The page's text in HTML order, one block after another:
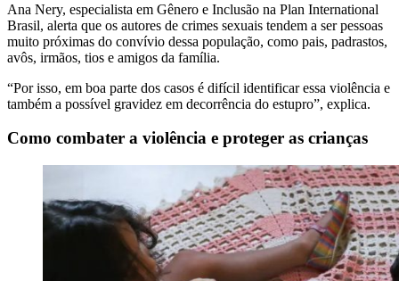
Ana Nery, especialista em Gênero e Inclusão na Plan International
Brasil, alerta que os autores de crimes sexuais tendem a ser pessoas
muito próximas do convívio dessa população, como pais, padrastos,
avôs, irmãos, tios e amigos da família.
“Por isso, em boa parte dos casos é difícil identificar essa violência e
também a possível gravidez em decorrência do estupro”, explica.
Como combater a violência e proteger as crianças